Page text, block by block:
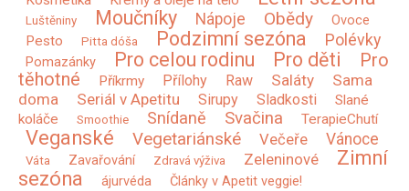
Luštěniny Moučníky Nápoje Obědy
Ovoce
Pesto
Pitta dóša Podzimní sezóna Polévky
Pomazánky Pro celou rodinu Pro děti
Pro
těhotné
Příkrmy Přílohy Raw Saláty
Sama
doma
Seriál v Apetitu Sirupy Sladkosti
Slané
koláče
Smoothie Snídaně Svačina TerapieChutí
Veganské Vegetariánské Večeře Vánoce
Váta Zavařování Zdravá výživa Zeleninové
Zimní
sezóna
ájurvéda Články v Apetit veggie!